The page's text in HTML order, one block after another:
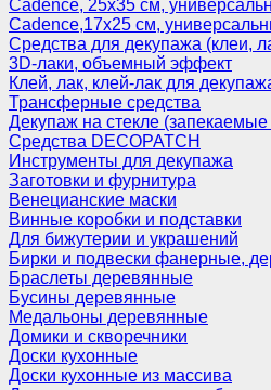
Cadence, 25х35 см,
Cadence,17х25 см,
Средства для декупажа (клеи,
3D-лаки, объемный эффект
Клей, лак, клей-лак для
Трансферные средства
Декупаж на стекле (запекаемые
Средства DECOPATCH
Инструменты для декупажа
Заготовки и фурнитура
Венецианские маски
Винные коробки и подставки
Для бижутерии и украшений
Бирки и подвески фанерные,
Браслеты деревянные
Бусины деревянные
Медальоны деревянные
Домики и скворечники
Доски кухонные
Доски кухонные из массива